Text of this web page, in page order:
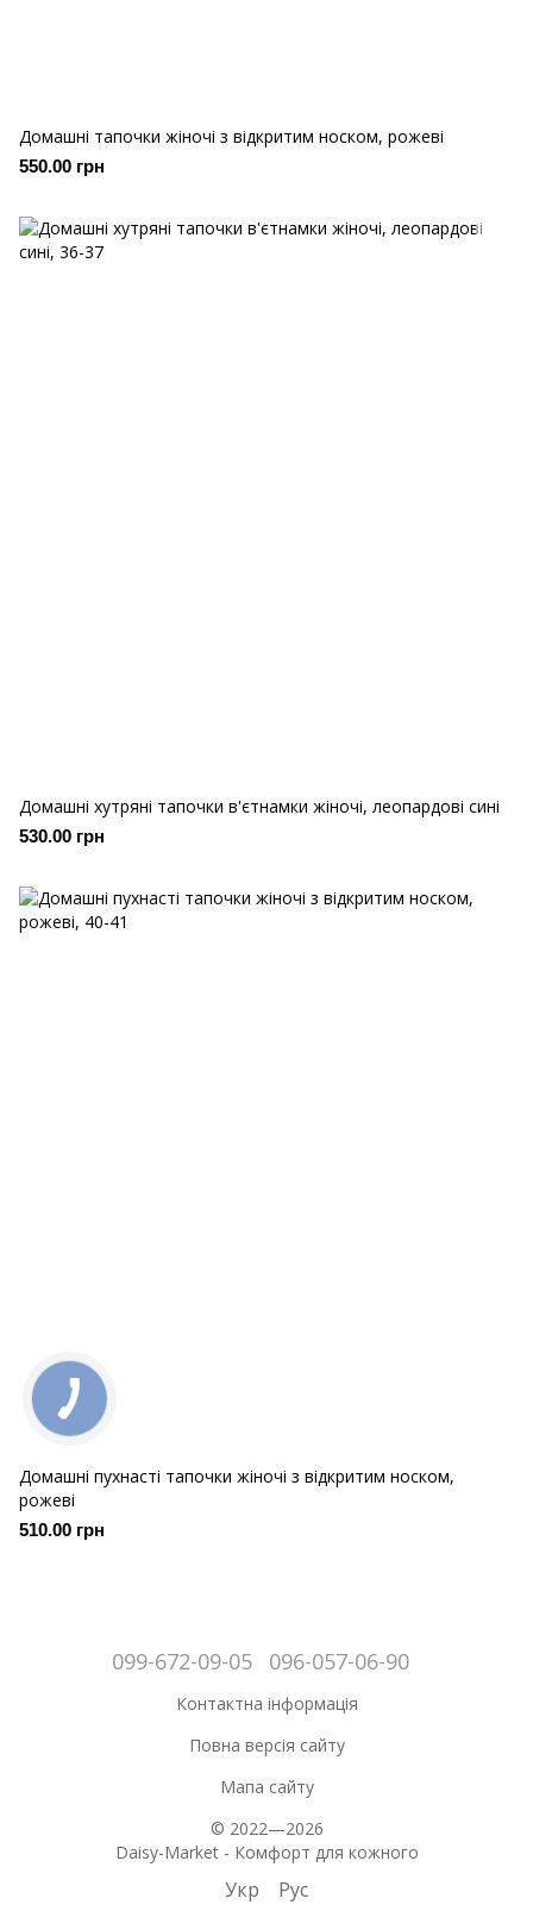
Домашні тапочки жіночі з відкритим носком, рожеві
550.00 грн
Домашні хутряні тапочки в'єтнамки жіночі, леопардові сині
530.00 грн
Домашні пухнасті тапочки жіночі з відкритим носком,
рожеві
510.00 грн
099-672-09-05 096-057-06-90
Контактна інформація
Повна версія сайту
Мапа сайту
© 2022—2026
Daisy-Market - Комфорт для кожного
Укр Рус